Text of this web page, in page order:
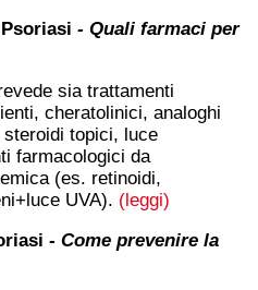
- Quali farmaci per
sia trattamenti
cheratolinici, analoghi
topici, luce
farmacologici da
(es. retinoidi,
UVA). (leggi)
- Come prevenire la